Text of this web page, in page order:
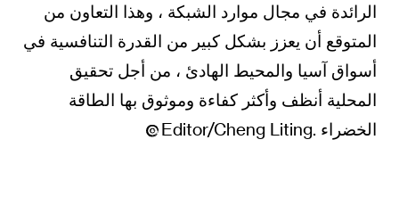
الرائدة في مجال موارد الشبكة ، وهذا التعاون من
المتوقع أن يعزز بشكل كبير من القدرة التنافسية في
أسواق آسيا والمحيط الهادئ ، من أجل تحقيق
المحلية أنظف وأكثر كفاءة وموثوق بها الطاقة
الخضراء .Editor/Cheng Liting